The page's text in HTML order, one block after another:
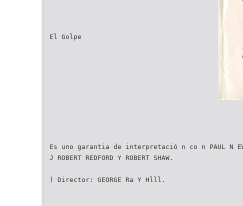
El Golpe
Es uno garantia de interpretació n co n PAUL N
J ROBERT REDFORD Y ROBERT SHAW.
) Director: GEORGE Ra Y Hlll.